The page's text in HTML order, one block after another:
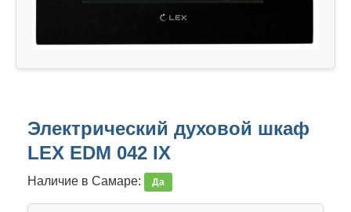
Электрический духовой шкаф
LEX EDM 042 IX
Наличие в Самаре: Да